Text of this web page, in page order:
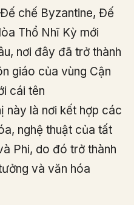
chế Byzantine, Đế
Thổ Nhĩ Kỳ mới
nơi đây đã trở thành
giáo của vùng Cận
cái tên
này là nơi kết hợp các
nghệ thuật của tất
Phi, do đó trở thành
và văn hóa